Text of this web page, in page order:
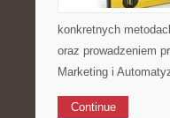
konkretnych
oraz prowadzeniem
Marketing i
Continue